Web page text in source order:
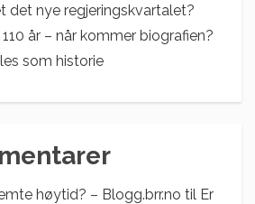
det nye regjeringskvartalet?
år – når kommer biografien?
som historie
høytid? – Blogg.brr.no til Er